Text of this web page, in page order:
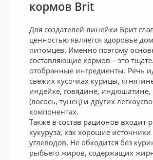
кормов Brit
Для создателей линейки Брит
ценностью является здоровье
питомцев. Именно поэтому
составляющие кормов – это
отобранные ингредиенты. Речь
свежих кусочках курицы,
индейке, говядине,
(лосось, тунец) и других
компонентах.
Также в состав рационов входит
кукуруза, как хорошие источники
углеводов. Не обходится без
рыбьего жиров, содержащих